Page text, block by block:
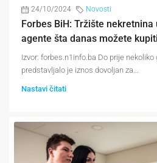
24/10/2024 Novosti
Forbes BiH: Tržište
agente šta danas možete
Izvor: forbes.n1info.ba Do prije nekoliko
predstavljalo je iznos dovoljan za...
Nastavi čitati